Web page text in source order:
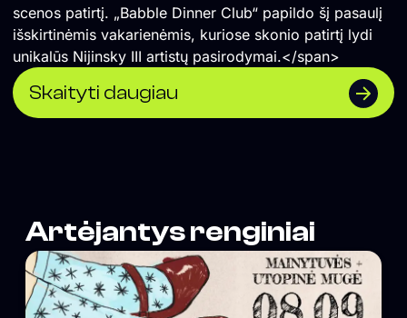
scenos patirtį. „Babble Dinner Club“ papildo šį pasaulį
išskirtinėmis vakarienėmis, kuriose skonio patirtį lydi
unikalūs Nijinsky III artistų pasirodymai.</span>
Skaityti daugiau
Artėjantys renginiai